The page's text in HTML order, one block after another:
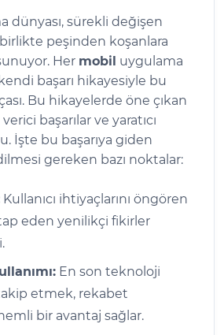
dünyası, sürekli değişen
peşinden koşanlara
Her mobil uygulama
başarı hikayesiyle bu
Bu hikayelerde öne çıkan
başarılar ve yaratıcı
İşte bu başarıya giden
gereken bazı noktalar:
Kullanıcı ihtiyaçlarını öngören
eden yenilikçi fikirler
En son teknoloji
etmek, rekabet
bir avantaj sağlar.